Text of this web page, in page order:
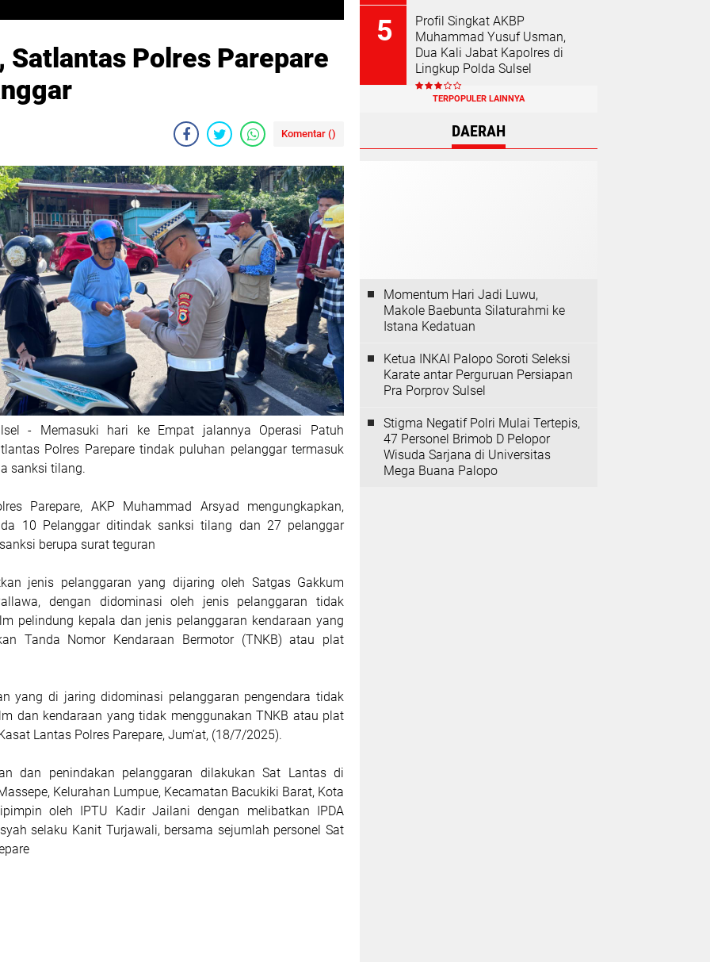
Satlantas Polres Parepare
Komentar ()
- Memasuki hari ke Empat jalannya Operasi Patuh
Polres Parepare tindak puluhan pelanggar termasuk
sanksi tilang.
Parepare, AKP Muhammad Arsyad mengungkapkan,
10 Pelanggar ditindak sanksi tilang dan 27 pelanggar
berupa surat teguran
jenis pelanggaran yang dijaring oleh Satgas Gakkum
dengan didominasi oleh jenis pelanggaran tidak
pelindung kepala dan jenis pelanggaran kendaraan yang
Tanda Nomor Kendaraan Bermotor (TNKB) atau plat
yang di jaring didominasi pelanggaran pengendara tidak
dan kendaraan yang tidak menggunakan TNKB atau plat
Lantas Polres Parepare, Jum'at, (18/7/2025).
dan penindakan pelanggaran dilakukan Sat Lantas di
Kelurahan Lumpue, Kecamatan Bacukiki Barat, Kota
oleh IPTU Kadir Jailani dengan melibatkan IPDA
selaku Kanit Turjawali, bersama sejumlah personel Sat
Profil Singkat AKBP
Muhammad Yusuf Usman,
Dua Kali Jabat Kapolres di
Lingkup Polda Sulsel
TERPOPULER LAINNYA
DAERAH
Momentum Hari Jadi Luwu,
Makole Baebunta Silaturahmi ke
Istana Kedatuan
Ketua INKAI Palopo Soroti Seleksi
Karate antar Perguruan Persiapan
Pra Porprov Sulsel
Stigma Negatif Polri Mulai Tertepis,
47 Personel Brimob D Pelopor
Wisuda Sarjana di Universitas
Mega Buana Palopo